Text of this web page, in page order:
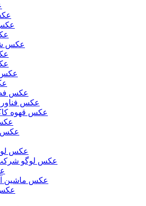
عکس
عکس
عکس
عکس
عکس قهوه
عکس
عکس
عکس لوگو شرکت
عکس ماشین